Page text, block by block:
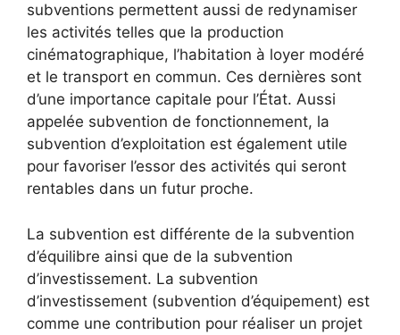
subventions permettent aussi de redynamiser
les activités telles que la production
cinématographique, l’habitation à loyer modéré
et le transport en commun. Ces dernières sont
d’une importance capitale pour l’État. Aussi
appelée subvention de fonctionnement, la
subvention d’exploitation est également utile
pour favoriser l’essor des activités qui seront
rentables dans un futur proche.
La subvention est différente de la subvention
d’équilibre ainsi que de la subvention
d’investissement. La subvention
d’investissement (subvention d’équipement) est
comme une contribution pour réaliser un projet